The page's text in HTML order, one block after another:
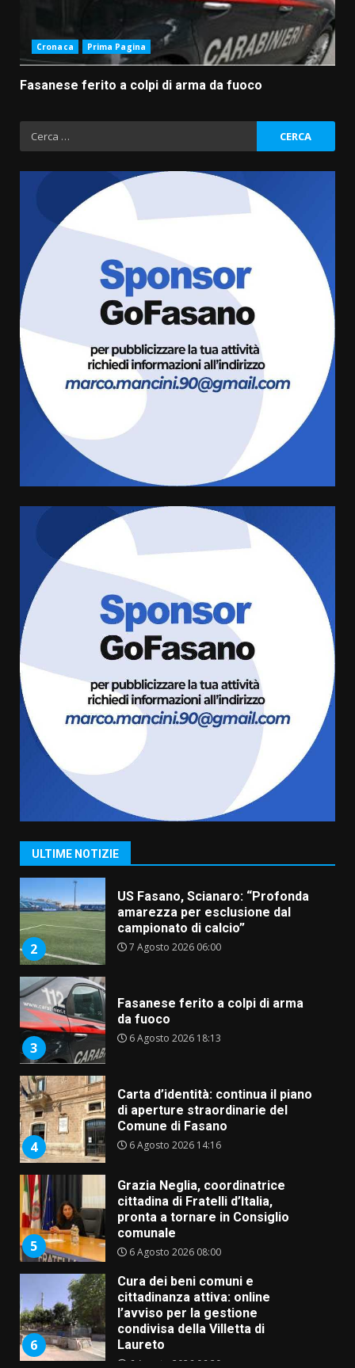
Cronaca Prima Pagina
Fasanese ferito a colpi di arma da fuoco
Ricerca
per:
ULTIME NOTIZIE
3
Fasanese ferito a colpi di arma
da fuoco
6 Agosto 2026 18:13
Carta d’identità: continua il piano
di aperture straordinarie del
Comune di Fasano
6 Agosto 2026 14:16
Grazia Neglia, coordinatrice
cittadina di Fratelli d’Italia,
comunale
6 Agosto 2026 08:00
cittadinanza attiva: online
l’avviso per la gestione
condivisa della Villetta di
Laureto
6 Agosto 2026 06:20
7
La magia del Minareto e la prima
assoluta de “L’Albergo
Belvedere. Il rapimento”
6 Agosto 2026 06:15
“I Contestatori: Musica di
appuntamento con “Fasano in
Banda”
2
amarezza per esclusione dal
campionato di calcio”
7 Agosto 2026 06:00
3
da fuoco
6 Agosto 2026 18:13
4
di aperture straordinarie del
Comune di Fasano
6 Agosto 2026 14:16
5
cittadina di Fratelli d’Italia,
pronta a tornare in Consiglio
comunale
6 Agosto 2026 08:00
6
Cura dei beni comuni e
cittadinanza attiva: online
l’avviso per la gestione
condivisa della Villetta di
Laureto
6 Agosto 2026 06:20